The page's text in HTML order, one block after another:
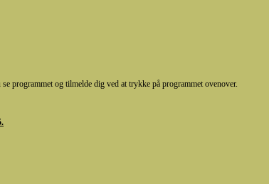
programmet og tilmelde dig ved at trykke på programmet ovenover.